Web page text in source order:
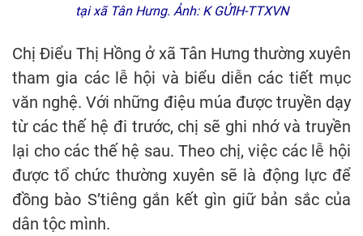
tại xã Tân Hưng. Ảnh: K GỬIH-TTXVN
Chị Điểu Thị Hồng ở xã Tân Hưng thường xuyên
tham gia các lễ hội và biểu diễn các tiết mục
văn nghệ. Với những điệu múa được truyền dạy
từ các thế hệ đi trước, chị sẽ ghi nhớ và truyền
lại cho các thế hệ sau. Theo chị, việc các lễ hội
được tổ chức thường xuyên sẽ là động lực để
đồng bào S’tiêng gắn kết gìn giữ bản sắc của
dân tộc mình.